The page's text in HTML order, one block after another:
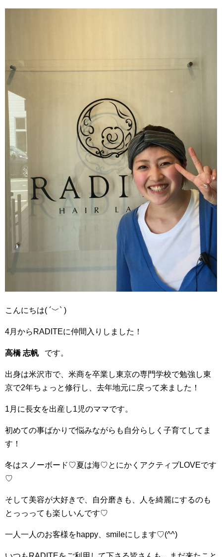
こんにちは( ´﹀` )
4月からRADITEに仲間入りしました！
高橋 志帆 です。
出身は米沢市で、米商を卒業し東京の専門学校で勉強し東
京で2年ちょっと修行し、去年地元に戻って来ました！
1月に長女を出産し1児のママです。
初めての事ばかりで悩みながらも自分らしく子育てしてま
す！
冬はスノーボード♡夏は海♡とにかくアクティブLOVEです
♡
そして美容が大好きで、自分磨きも、人を綺麗にするのも
とっっっても楽しいんです♡
一人一人のお客様をhappy、smileにします♡(^^)